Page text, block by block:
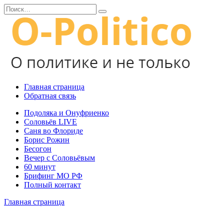
Перейти
к
содержанию
Search
for:
Главная страница
Обратная связь
Подоляка и Онуфриенко
Соловьёв LIVE
Саня во Флориде
Борис Рожин
Бесогон
Вечер с Соловьёвым
60 минут
Брифинг МО РФ
Полный контакт
Главная страница